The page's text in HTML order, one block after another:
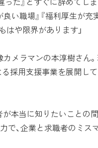
い職場』『福利厚生が充
はや限界があります」
カメラマンの本淳樹さん
採用支援事業を展開し
本当に知りたいことの間
で、企業と求職者のミス